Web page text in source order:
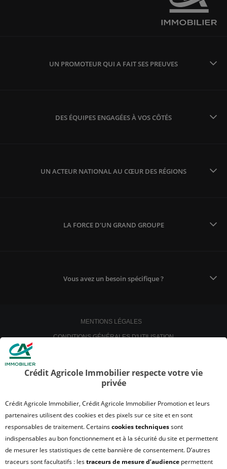
UN PROMOTEUR QUI A FAIT SES PREUVES
DES ÉQUIPES ENGAGÉES À VOS CÔTÉS
UN ACTEUR NATIONAL AU CŒUR DES RÉGIONS
LA FORCE D'UN GRAND GROUPE
Vous avez un besoin spécifique ?
MENTIONS LÉGALES
CONDITIONS GÉNÉRALES D'UTILISATION
SATISFACTION CLIENT
UN PROBLÈME SUR LE SITE ?
PLAN DU SITE
QUI SOMMES NOUS ?
Crédit Agricole Immobilier respecte votre vie
privée
Crédit Agricole Immobilier, Crédit Agricole Immobilier Promotion et leurs
partenaires utilisent des cookies et des pixels sur ce site et en sont
responsables de traitement. Certainscookies techniquessont
indispensables au bon fonctionnement et à la sécurité du site et permettent
de mesurer les statistiques de cette bannière de consentement. D’autres
traceurs sont facultatifs : lestraceurs de mesure d’audience permettent